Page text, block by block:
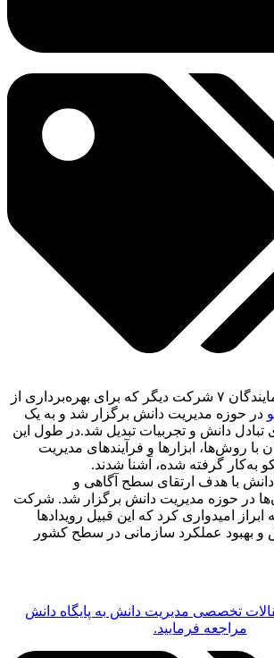
این رویداد با حضور نمایندگان ۷ شرکت دیگر که برای بهره‌برداری از
در حوزه مدیریت دانش برگزار شد و به یک
دانش و تجربیات تبدیل شد.در طول این
با روش‌ها، ابزارها و فرآیندهای مدیریت
به‌کار گرفته شده، آشنا شدند.
دانش با هدف ارتقای سطح آگاهی و
در حوزه مدیریت دانش برگزار شد. شرکت
ابراز امیدواری کرد که این قبیل رویدادها
و بهبود عملکرد سازمانی در سطح کشور
تخصصی مدیریت دانش به پایگاه دانش
مراجعه فرمایید.